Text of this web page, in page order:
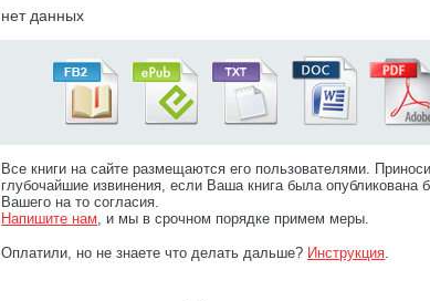
нет данных
Все книги на сайте размещаются его пользователями.
глубочайшие извинения, если Ваша книга была опубликована
Вашего на то согласия.
Напишите нам, и мы в срочном порядке примем меры.
Оплатили, но не знаете что делать дальше? Инструкция.